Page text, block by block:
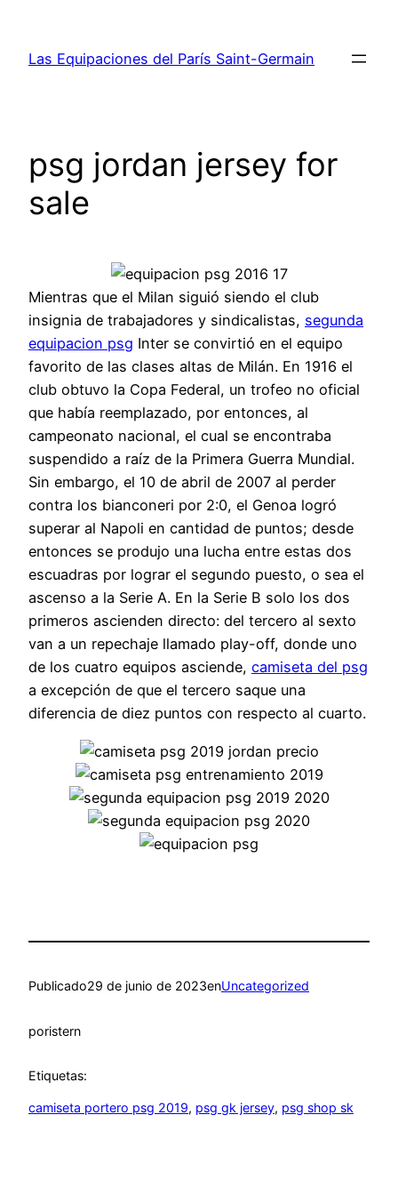
contenido
Las Equipaciones del París Saint-Germain
psg jordan jersey for
sale
Mientras que el Milan siguió siendo el club
insignia de trabajadores y sindicalistas, segunda
equipacion psg Inter se convirtió en el equipo
favorito de las clases altas de Milán. En 1916 el
club obtuvo la Copa Federal, un trofeo no oficial
que había reemplazado, por entonces, al
campeonato nacional, el cual se encontraba
suspendido a raíz de la Primera Guerra Mundial.
Sin embargo, el 10 de abril de 2007 al perder
contra los bianconeri por 2:0, el Genoa logró
superar al Napoli en cantidad de puntos; desde
entonces se produjo una lucha entre estas dos
escuadras por lograr el segundo puesto, o sea el
ascenso a la Serie A. En la Serie B solo los dos
primeros ascienden directo: del tercero al sexto
van a un repechaje llamado play-off, donde uno
de los cuatro equipos asciende, camiseta del psg
a excepción de que el tercero saque una
diferencia de diez puntos con respecto al cuarto.
Publicado29 de junio de 2023enUncategorized
poristern
Etiquetas:
camiseta portero psg 2019, psg gk jersey, psg shop sk